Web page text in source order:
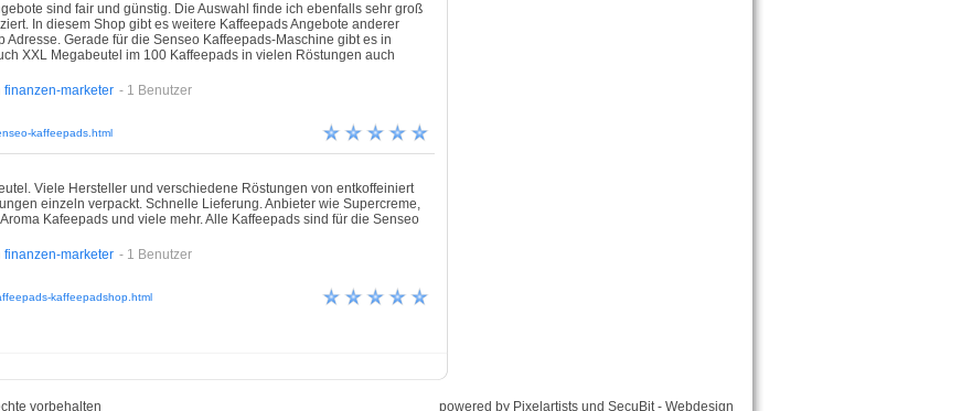
sind fair und günstig. Die Auswahl finde ich ebenfalls sehr groß
In diesem Shop gibt es weitere Kaffeepads Angebote anderer
Adresse. Gerade für die Senseo Kaffeepads-Maschine gibt es in
XXL Megabeutel im 100 Kaffeepads in vielen Röstungen auch
finanzen-marketer - 1 Benutzer
kaffeepads.html
Viele Hersteller und verschiedene Röstungen von entkoffeiniert
einzeln verpackt. Schnelle Lieferung. Anbieter wie Supercreme,
Kafeepads und viele mehr. Alle Kaffeepads sind für die Senseo
finanzen-marketer - 1 Benutzer
kaffeepadshop.html
vorbehalten powered by Pixelartistsund SecuBit - Webdesign